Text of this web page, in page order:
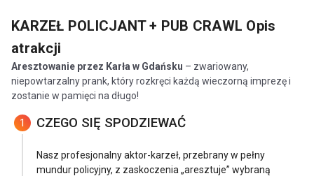
KARZEŁ POLICJANT + PUB CRAWL Opis
atrakcji
Aresztowanie przez Karła w Gdańsku – zwariowany,
niepowtarzalny prank, który rozkręci każdą wieczorną imprezę i
zostanie w pamięci na długo!
1 CZEGO SIĘ SPODZIEWAĆ
Nasz profesjonalny aktor-karzeł, przebrany w pełny
mundur policyjny, z zaskoczenia „aresztuje” wybraną